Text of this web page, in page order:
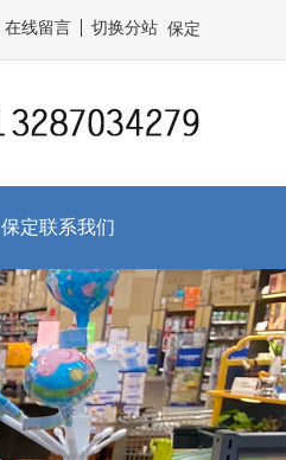
在线留言 保定
切换分站
保定联系我们